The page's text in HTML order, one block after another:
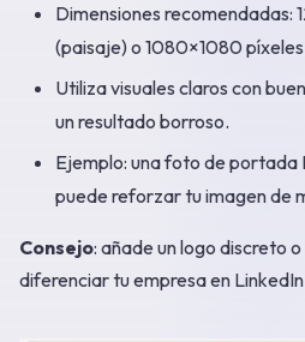
Dimensiones recomendadas:
(paisaje) o 1080×1080
Utiliza visuales claros con
un resultado borroso.
Ejemplo: una foto de portada
puede reforzar tu imagen de
Consejo: añade un logo discreto
diferenciar tu empresa en